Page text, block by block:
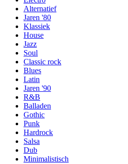
Alternatief
Jaren '80
Klassiek
House
Jazz
Soul
Classic rock
Blues
Latin
Jaren '90
R&B
Balladen
Gothic
Punk
Hardrock
Salsa
Dub
Minimalistisch